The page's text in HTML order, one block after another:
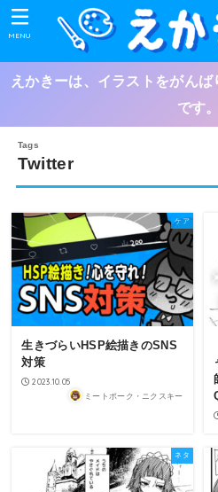
MENU
えかきーは、イラストをがん
です。
Twitter
ケア
生きづらいHSP絵描きのSNS
対策
2023.10.05
ミートポーク・ニクスキー
ネタ